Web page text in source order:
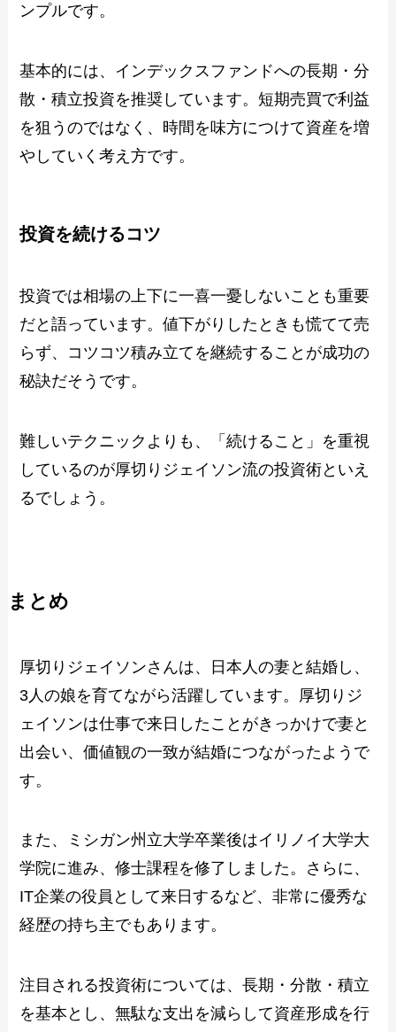
ンプルです。
基本的には、インデックスファンドへの長期・分
散・積立投資を推奨しています。短期売買で利益
を狙うのではなく、時間を味方につけて資産を増
やしていく考え方です。
投資を続けるコツ
投資では相場の上下に一喜一憂しないことも重要
だと語っています。値下がりしたときも慌てて売
らず、コツコツ積み立てを継続することが成功の
秘訣だそうです。
難しいテクニックよりも、「続けること」を重視
しているのが厚切りジェイソン流の投資術といえ
るでしょう。
まとめ
厚切りジェイソンさんは、日本人の妻と結婚し、
3人の娘を育てながら活躍しています。厚切りジ
ェイソンは仕事で来日したことがきっかけで妻と
出会い、価値観の一致が結婚につながったようで
す。
また、ミシガン州立大学卒業後はイリノイ大学大
学院に進み、修士課程を修了しました。さらに、
IT企業の役員として来日するなど、非常に優秀な
経歴の持ち主でもあります。
注目される投資術については、長期・分散・積立
を基本とし、無駄な支出を減らして資産形成を行